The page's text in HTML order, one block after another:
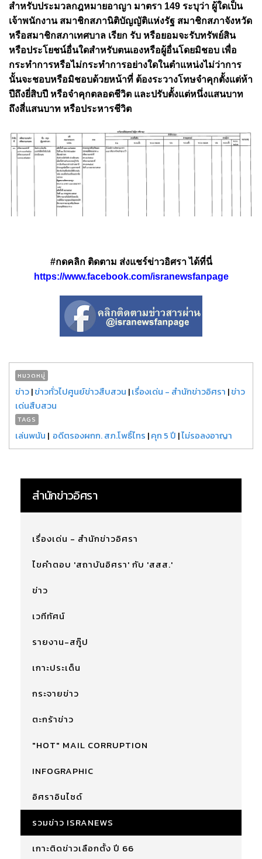
สำหรับประมวลกฎหมายอาญา มาตรา 149 ระบุว่า ผู้ใดเป็น
เจ้าพนักงาน สมาชิกสภานิติบัญญัติแห่งรัฐ สมาชิกสภาจังหวัด
หรือสมาชิกสภาเทศบาล เรียก รับ หรือยอมจะรับทรัพย์สิน
หรือประโยชน์อื่นใดสำหรับตนเองหรือผู้อื่นโดยมิชอบ เพื่อ
กระทำการหรือไม่กระทำการอย่างใดในตำแหน่งไม่ว่าการ
นั้นจะชอบหรือมิชอบด้วยหน้าที่ ต้องระวางโทษจำคุกตั้งแต่ห้า
ปีถึงยี่สิบปี หรือจำคุกตลอดชีวิต และปรับตั้งแต่หนึ่งแสนบาท
ถึงสี่แสนบาท หรือประหารชีวิต
#กดคลิก ติดตาม ส่งแชร์ข่าวอิศรา ได้ที่นี่
https://www.facebook.com/isranewsfanpage
หมวดหมู่
ข่าว|ข่าวทั่วไปศูนย์ข่าวสืบสวน |เรื่องเด่น - สำนักข่าวอิศรา |ข่าว
เด่นสืบสวน
TAGS
เล่นพนัน | อดีตรองผกก. สภ.โพธิ์ไทร |คุก 5 ปี |ไม่รอลงอาญา
สำนักข่าวอิศรา
เรื่องเด่น - สำนักข่าวอิศรา
ไขคำตอบ 'สถาบันอิศรา' กับ 'สสส.'
ข่าว
เวทีทัศน์
รายงาน-สกู๊ป
เกาะประเด็น
กระจายข่าว
ตะกร้าข่าว
"HOT" MAIL CORRUPTION
INFOGRAPHIC
อิศราอินไซด์
รวมข่าว ISRANEWS
เกาะติดข่าวเลือกตั้ง ปี 66